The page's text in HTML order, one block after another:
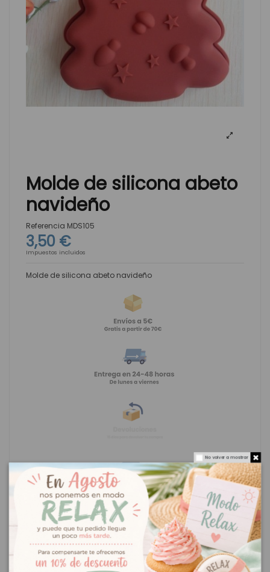
Molde de silicona abeto
navideño
Referencia MDS105
3,50 €
Impuestos incluidos
Molde de silicona abeto navideño
No volver a mostrar